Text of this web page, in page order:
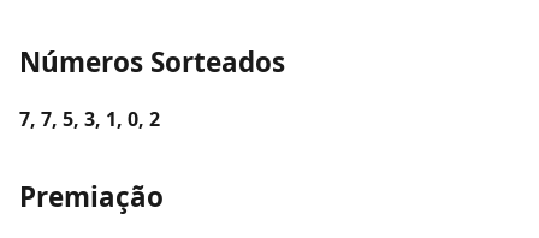
Números Sorteados
7, 7, 5, 3, 1, 0, 2
Premiação